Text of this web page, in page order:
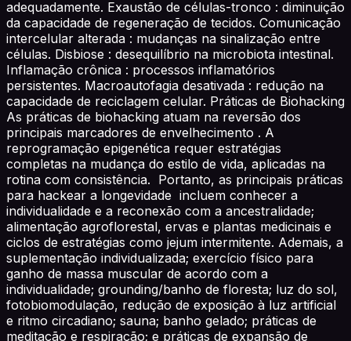
adequadamente. Exaustão de células-tronco : diminuição
da capacidade de regeneração de tecidos. Comunicação
intercelular alterada : mudanças na sinalização entre
células. Disbiose : desequilíbrio na microbiota intestinal.
Inflamação crônica : processos inflamatórios
persistentes. Macroautofagia desativada : redução na
capacidade de reciclagem celular. Práticas de Biohacking
As práticas de biohacking atuam na reversão dos
principais marcadores de envelhecimento . A
reprogramação epigenética requer estratégias
completas na mudança do estilo de vida, aplicadas na
rotina com consistência. Portanto, as principais práticas
para hackear a longevidade incluem conhecer a
individualidade e a reconexão com a ancestralidade;
alimentação agroflorestal, ervas e plantas medicinais e
ciclos de estratégias como jejum intermitente. Ademais, a
suplementação individualizada; exercício físico para
ganho de massa muscular de acordo com a
individualidade; grounding/banho de floresta; luz do sol,
fotobiomodulação, redução de exposição à luz artificial
e ritmo circadiano; sauna; banho gelado; práticas de
meditação e respiração; e práticas de expansão de